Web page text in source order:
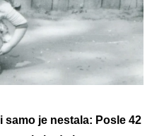
samo je nestala: Posle 42